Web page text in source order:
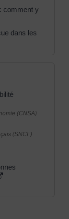
comment y
dans les
(CNSA)
(SNCF)